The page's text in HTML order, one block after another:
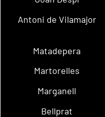
Antoni de Vilamajor
Matadepera
Martorelles
Marganell
Bellprat